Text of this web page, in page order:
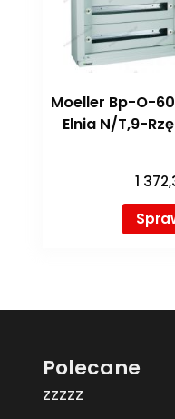
Moeller Bp-O-
Elnia N/T,9-
1
Polecane
zzzzz